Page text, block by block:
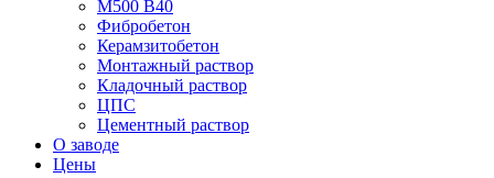
М500 В40
Фибробетон
Керамзитобетон
Монтажный раствор
Кладочный раствор
ЦПС
Цементный раствор
О заводе
Цены